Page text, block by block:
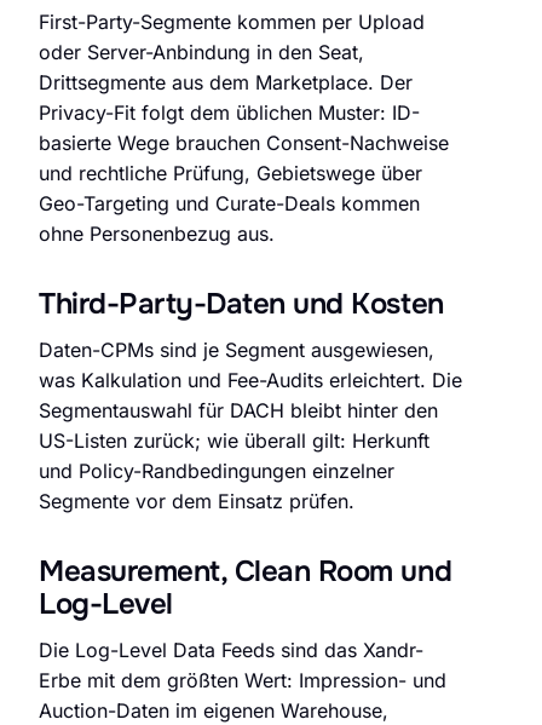
First-Party-Segmente kommen per Upload
oder Server-Anbindung in den Seat,
Drittsegmente aus dem Marketplace. Der
Privacy-Fit folgt dem üblichen Muster: ID-
basierte Wege brauchen Consent-Nachweise
und rechtliche Prüfung, Gebietswege über
Geo-Targeting und Curate-Deals kommen
ohne Personenbezug aus.
Third-Party-Daten und Kosten
Daten-CPMs sind je Segment ausgewiesen,
was Kalkulation und Fee-Audits erleichtert. Die
Segmentauswahl für DACH bleibt hinter den
US-Listen zurück; wie überall gilt: Herkunft
und Policy-Randbedingungen einzelner
Segmente vor dem Einsatz prüfen.
Measurement, Clean Room und
Log-Level
Die Log-Level Data Feeds sind das Xandr-
Erbe mit dem größten Wert: Impression- und
Auction-Daten im eigenen Warehouse,